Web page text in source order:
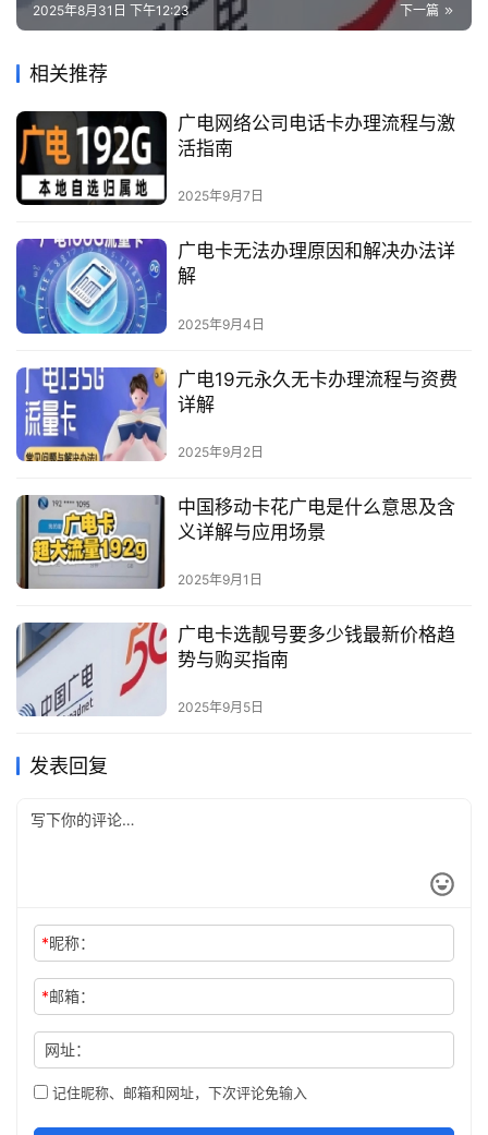
下一篇
2025年8月31日 下午12:23
相关推荐
广电网络公司电话卡办理流程与激
活指南
2025年9月7日
广电卡无法办理原因和解决办法详
解
2025年9月4日
广电19元永久无卡办理流程与资费
详解
2025年9月2日
中国移动卡花广电是什么意思及含
义详解与应用场景
2025年9月1日
广电卡选靓号要多少钱最新价格趋
势与购买指南
2025年9月5日
发表回复
*昵称：
*邮箱：
网址：
记住昵称、邮箱和网址，下次评论免输入